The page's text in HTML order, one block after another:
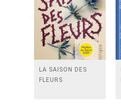
LA SAISON DES
FLEURS